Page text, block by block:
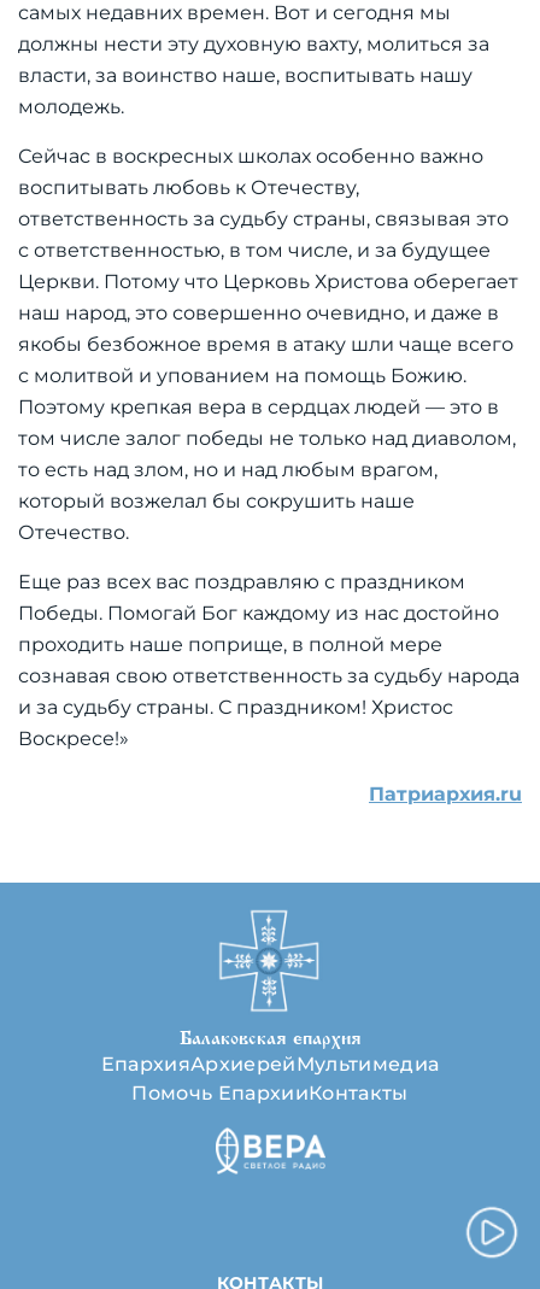
самых недавних времен. Вот и сегодня мы
должны нести эту духовную вахту, молиться за
власти, за воинство наше, воспитывать нашу
молодежь.
Сейчас в воскресных школах особенно важно
воспитывать любовь к Отечеству,
ответственность за судьбу страны, связывая это
с ответственностью, в том числе, и за будущее
Церкви. Потому что Церковь Христова оберегает
наш народ, это совершенно очевидно, и даже в
якобы безбожное время в атаку шли чаще всего
с молитвой и упованием на помощь Божию.
Поэтому крепкая вера в сердцах людей — это в
том числе залог победы не только над диаволом,
то есть над злом, но и над любым врагом,
который возжелал бы сокрушить наше
Отечество.
Еще раз всех вас поздравляю с праздником
Победы. Помогай Бог каждому из нас достойно
проходить наше поприще, в полной мере
сознавая свою ответственность за судьбу народа
и за судьбу страны. С праздником! Христос
Воскресе!»
Патриархия.ru
Балаковская епархия
ЕпархияАрхиерейМультимедиа
Помочь ЕпархииКонтакты
КОНТАКТЫ